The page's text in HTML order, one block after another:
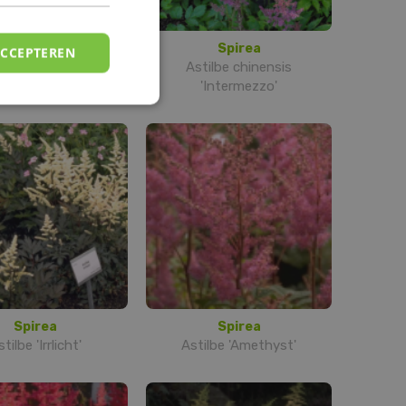
Spirea Spirea
Astilbe chinensis
'Intermezzo'
Spirea
'Irrlicht'
Spirea
Astilbe 'Amethyst'